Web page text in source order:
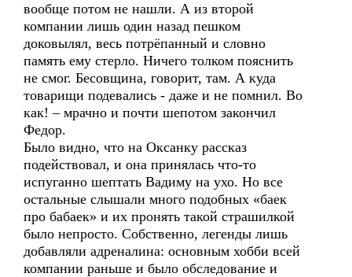
вообще потом не нашли. А из второй
компании лишь один назад пешком
доковылял, весь потрёпанный и словно
память ему стерло. Ничего толком пояснить
не смог. Бесовщина, говорит, там. А куда
товарищи подевались - даже и не помнил. Во
как! – мрачно и почти шепотом закончил
Федор.
Было видно, что на Оксанку рассказ
подействовал, и она принялась что-то
испуганно шептать Вадиму на ухо. Но все
остальные слышали много подобных «баек
про бабаек» и их пронять такой страшилкой
было непросто. Собственно, легенды лишь
добавляли адреналина: основным хобби всей
компании раньше и было обследование и